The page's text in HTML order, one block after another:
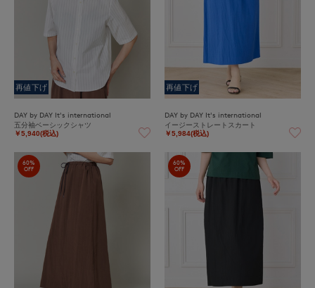
再値下げ
DAY by DAY It's international
五分袖ベーシックシャツ
￥5,940(税込)
再値下げ
DAY by DAY It's international
イージーストレートスカート
￥5,984(税込)
60%
OFF
60%
OFF